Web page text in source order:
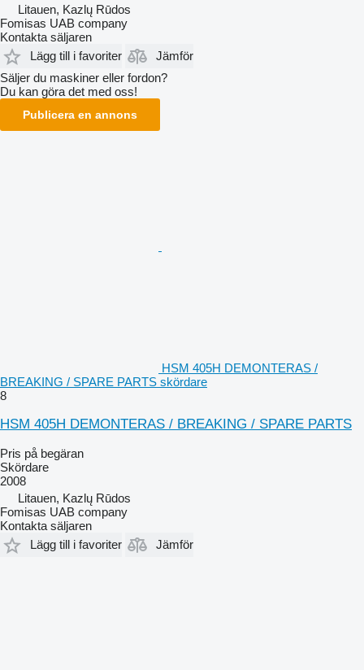
Litauen, Kazlų Rūdos
Fomisas UAB company
Kontakta säljaren
Lägg till i favoriter
Jämför
Säljer du maskiner eller fordon?
Du kan göra det med oss!
Publicera en annons
HSM 405H DEMONTERAS /
BREAKING / SPARE PARTS skördare
8
HSM 405H DEMONTERAS / BREAKING / SPARE PARTS
Pris på begäran
Skördare
2008
Litauen, Kazlų Rūdos
Fomisas UAB company
Kontakta säljaren
Lägg till i favoriter
Jämför